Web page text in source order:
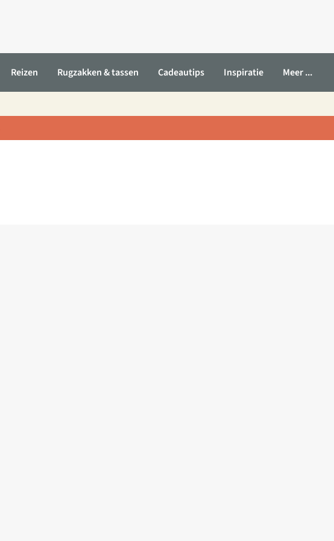
Reizen Rugzakken & tassen Cadeautips Inspiratie Meer ...